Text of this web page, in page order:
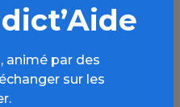
X
Mail
animé par des
sur les